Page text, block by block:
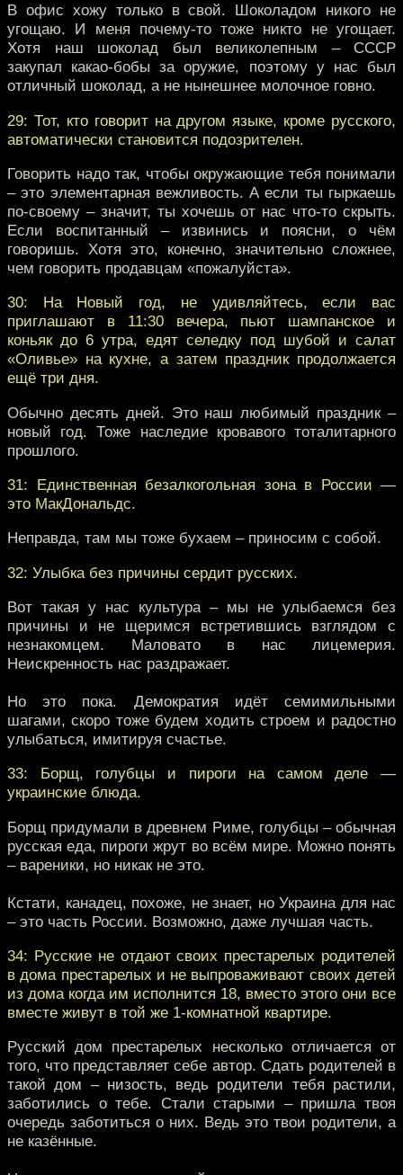
В офис хожу только в свой. Шоколадом никого не
угощаю. И меня почему-то тоже никто не угощает.
Хотя наш шоколад был великолепным – СССР
закупал какао-бобы за оружие, поэтому у нас был
отличный шоколад, а не нынешнее молочное говно.
29: Тот, кто говорит на другом языке, кроме русского,
автоматически становится подозрителен.
Говорить надо так, чтобы окружающие тебя понимали
– это элементарная вежливость. А если ты гыркаешь
по-своему – значит, ты хочешь от нас что-то скрыть.
Если воспитанный – извинись и поясни, о чём
говоришь. Хотя это, конечно, значительно сложнее,
чем говорить продавцам «пожалуйста».
30: На Новый год, не удивляйтесь, если вас
приглашают в 11:30 вечера, пьют шампанское и
коньяк до 6 утра, едят селедку под шубой и салат
«Оливье» на кухне, а затем праздник продолжается
ещё три дня.
Обычно десять дней. Это наш любимый праздник –
новый год. Тоже наследие кровавого тоталитарного
прошлого.
31: Единственная безалкогольная зона в России —
это МакДональдс.
Неправда, там мы тоже бухаем – приносим с собой.
32: Улыбка без причины сердит русских.
Вот такая у нас культура – мы не улыбаемся без
причины и не щеримся встретившись взглядом с
незнакомцем. Маловато в нас лицемерия.
Неискренность нас раздражает.
Но это пока. Демократия идёт семимильными
шагами, скоро тоже будем ходить строем и радостно
улыбаться, имитируя счастье.
33: Борщ, голубцы и пироги на самом деле —
украинские блюда.
Борщ придумали в древнем Риме, голубцы – обычная
русская еда, пироги жрут во всём мире. Можно понять
– вареники, но никак не это.
Кстати, канадец, похоже, не знает, но Украина для нас
– это часть России. Возможно, даже лучшая часть.
34: Русские не отдают своих престарелых родителей
в дома престарелых и не выпроваживают своих детей
из дома когда им исполнится 18, вместо этого они все
вместе живут в той же 1-комнатной квартире.
Русский дом престарелых несколько отличается от
того, что представляет себе автор. Сдать родителей в
такой дом – низость, ведь родители тебя растили,
заботились о тебе. Стали старыми – пришла твоя
очередь заботиться о них. Ведь это твои родители, а
не казённые.